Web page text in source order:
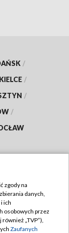
/
KIELCE /
/
/
zgody na
danych,
ich
osobowych przez
„TVP”),
Zaufanych